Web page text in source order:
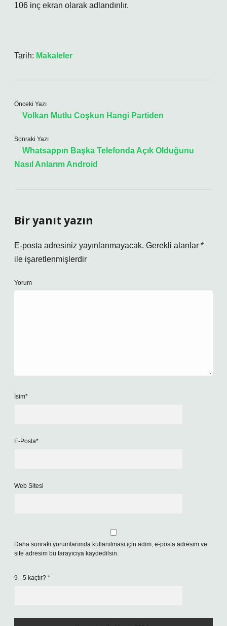
106 inç ekran olarak adlandırılır.
Tarih: Makaleler
Önceki Yazı
Volkan Mutlu Coşkun Hangi Partiden
Sonraki Yazı
Whatsappın Başka Telefonda Açık Olduğunu
Nasıl Anlarım Android
Bir yanıt yazın
E-posta adresiniz yayınlanmayacak. Gerekli alanlar *
ile işaretlenmişlerdir
Yorum
İsim*
E-Posta*
Web Sitesi
Daha sonraki yorumlarımda kullanılması için adım, e-posta adresim ve
site adresim bu tarayıcıya kaydedilsin.
9 - 5 kaçtır? *